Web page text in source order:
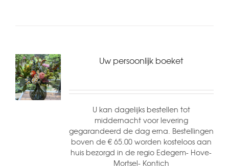
Uw persoonlijk boeket
U kan dagelijks bestellen tot
middernacht voor levering
gegarandeerd de dag erna. Bestellingen
boven de € 65.00 worden kosteloos aan
huis bezorgd in de regio Edegem- Hove-
Mortsel- Kontich